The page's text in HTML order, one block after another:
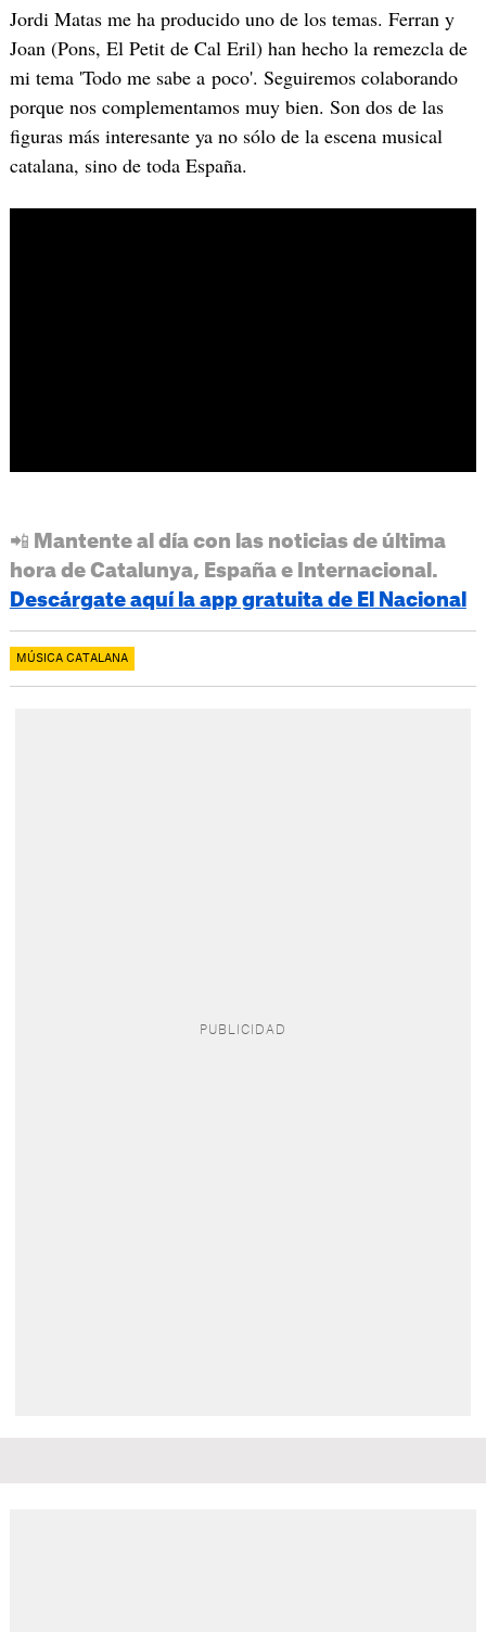
Jordi Matas me ha producido uno de los temas. Ferran y
Joan (Pons, El Petit de Cal Eril) han hecho la remezcla de
mi tema 'Todo me sabe a poco'. Seguiremos colaborando
porque nos complementamos muy bien. Son dos de las
figuras más interesante ya no sólo de la escena musical
catalana, sino de toda España.
📲 Mantente al día con las noticias de última
hora de Catalunya, España e Internacional.
Descárgate aquí la app gratuita de El Nacional
MÚSICA CATALANA